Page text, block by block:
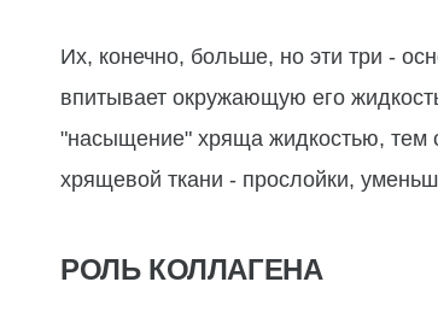
Их, конечно, больше, но эти три -
впитывает окружающую его
"насыщение" хряща жидкостью, тем
хрящевой ткани - прослойки,
РОЛЬ КОЛЛАГЕНА